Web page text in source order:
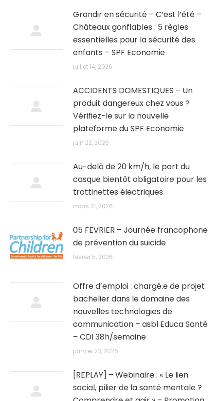
Grandir en sécurité – C’est l’été –
Châteaux gonflables : 5 règles
essentielles pour la sécurité des
enfants – SPF Economie
juillet 14, 2026
ACCIDENTS DOMESTIQUES – Un
produit dangereux chez vous ?
Vérifiez-le sur la nouvelle
plateforme du SPF Economie
juin 22, 2026
Au-delà de 20 km/h, le port du
casque bientôt obligatoire pour les
trottinettes électriques
mars 31, 2026
05 FEVRIER – Journée francophone
de prévention du suicide
février 5, 2026
Offre d’emploi : chargé.e de projet
bachelier dans le domaine des
nouvelles technologies de
communication – asbl Educa Santé
– CDI 38h/semaine
janvier 23, 2026
[REPLAY] – Webinaire : « Le lien
social, pilier de la santé mentale ?